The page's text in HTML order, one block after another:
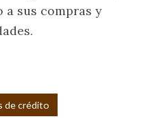
a sus compras y
de crédito